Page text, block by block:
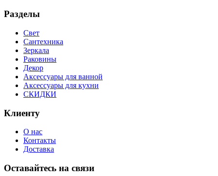
Разделы
Свет
Сантехника
Зеркала
Раковины
Декор
Аксессуары для ванной
Аксессуары для кухни
СКИДКИ
Клиенту
О нас
Контакты
Доставка
Оставайтесь на связи